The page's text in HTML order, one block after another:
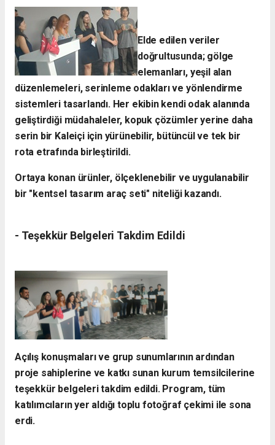
Elde edilen veriler
doğrultusunda; gölge
elemanları, yeşil alan
düzenlemeleri, serinleme odakları ve yönlendirme
sistemleri tasarlandı. Her ekibin kendi odak alanında
geliştirdiği müdahaleler, kopuk çözümler yerine daha
serin bir Kaleiçi için yürünebilir, bütüncül ve tek bir
rota etrafında birleştirildi.
Ortaya konan ürünler, ölçeklenebilir ve uygulanabilir
bir "kentsel tasarım araç seti" niteliği kazandı.
- ​Teşekkür Belgeleri Takdim Edildi
​Açılış konuşmaları ve grup sunumlarının ardından
proje sahiplerine ve katkı sunan kurum temsilcilerine
teşekkür belgeleri takdim edildi. Program, tüm
katılımcıların yer aldığı toplu fotoğraf çekimi ile sona
erdi.